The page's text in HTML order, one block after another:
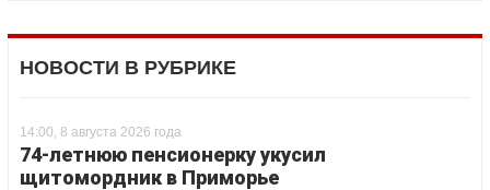
НОВОСТИ В РУБРИКЕ
14:00, 8 августа 2026 года
74-летнюю пенсионерку укусил
щитомордник в Приморье